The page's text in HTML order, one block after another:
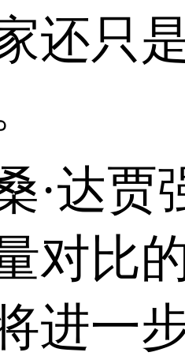
还只
贾强
对比
进一